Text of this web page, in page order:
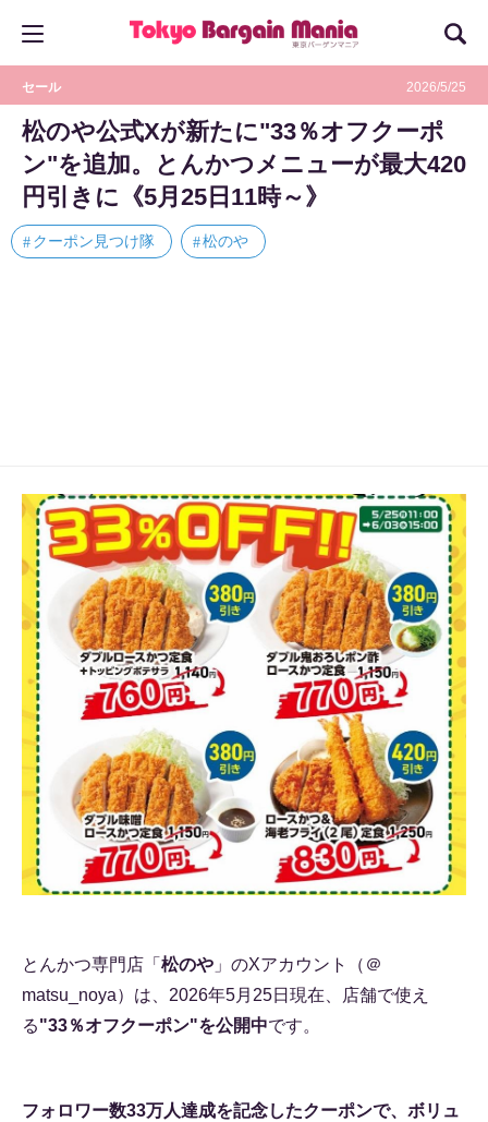
セール 2026/5/25
松のや公式Xが新たに"33％オフクーポ
ン"を追加。とんかつメニューが最大420
円引きに《5月25日11時～》
クーポン見つけ隊 松のや
とんかつ専門店「 松のや 」のXアカウント（＠
matsu_noya）は、2026年5月25日現在、店舗で使え
る"33％オフクーポン"を公開中です。
フォロワー数33万人達成を記念したクーポンで、ボリュ